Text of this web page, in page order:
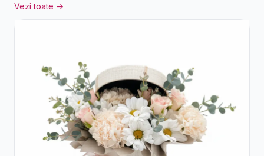
Vezi toate →